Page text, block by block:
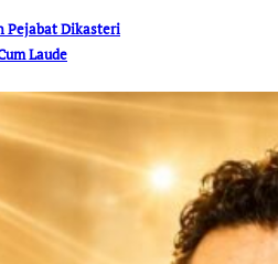
Pejabat Dikasteri
Laude